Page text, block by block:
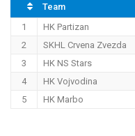
Team
1
HK Partizan
2
SKHL Crvena Zvezda
3
HK NS Stars
4
HK Vojvodina
5
HK Marbo